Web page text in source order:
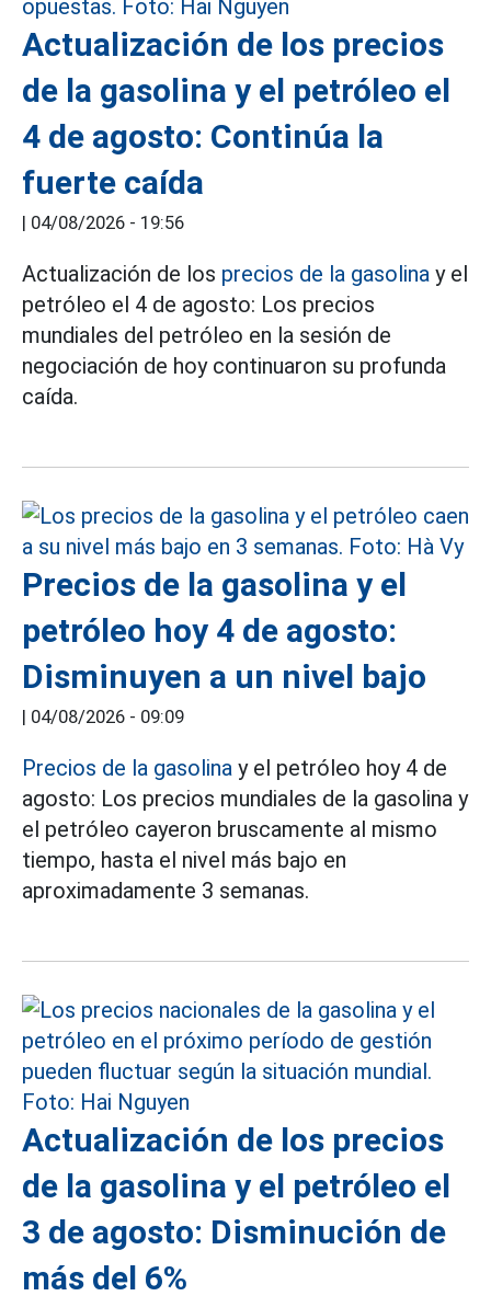
Actualización de los precios
de la gasolina y el petróleo el
4 de agosto: Continúa la
fuerte caída
| 04/08/2026 - 19:56
Actualización de los precios de la gasolina y el
petróleo el 4 de agosto: Los precios
mundiales del petróleo en la sesión de
negociación de hoy continuaron su profunda
caída.
Precios de la gasolina y el
petróleo hoy 4 de agosto:
Disminuyen a un nivel bajo
| 04/08/2026 - 09:09
Precios de la gasolina y el petróleo hoy 4 de
agosto: Los precios mundiales de la gasolina y
el petróleo cayeron bruscamente al mismo
tiempo, hasta el nivel más bajo en
aproximadamente 3 semanas.
Actualización de los precios
de la gasolina y el petróleo el
3 de agosto: Disminución de
más del 6%